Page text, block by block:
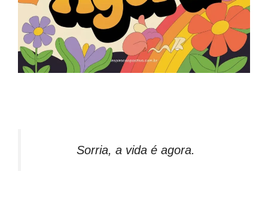
Sorria, a vida é agora.